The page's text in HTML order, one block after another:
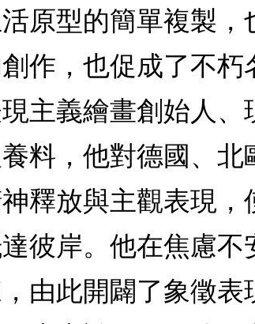
原型的簡單複製
作，也促成了不朽
主義繪畫創始人
料，他對德國、北
釋放與主觀表現
彼岸。他在焦慮
由此開闢了象徵